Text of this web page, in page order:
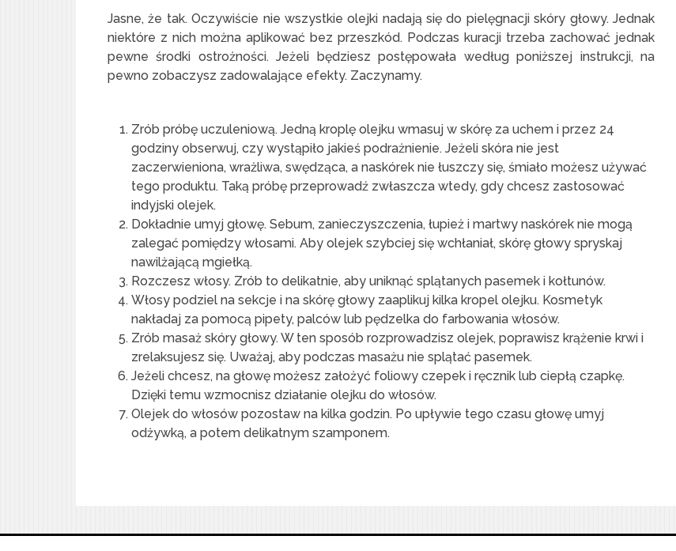
Jasne, że tak. Oczywiście nie wszystkie olejki nadają się do pielęgnacji skóry głowy. Jednak
niektóre z nich można aplikować bez przeszkód. Podczas kuracji trzeba zachować jednak
pewne środki ostrożności. Jeżeli będziesz postępowała według poniższej instrukcji, na
pewno zobaczysz zadowalające efekty. Zaczynamy.
Zrób próbę uczuleniową. Jedną kroplę olejku wmasuj w skórę za uchem i przez 24
godziny obserwuj, czy wystąpiło jakieś podrażnienie. Jeżeli skóra nie jest
zaczerwieniona, wrażliwa, swędząca, a naskórek nie łuszczy się, śmiało możesz używać
tego produktu. Taką próbę przeprowadź zwłaszcza wtedy, gdy chcesz zastosować
indyjski olejek.
Dokładnie umyj głowę. Sebum, zanieczyszczenia, łupież i martwy naskórek nie mogą
zalegać pomiędzy włosami. Aby olejek szybciej się wchłaniał, skórę głowy spryskaj
nawilżającą mgiełką.
Rozczesz włosy. Zrób to delikatnie, aby uniknąć splątanych pasemek i kołtunów.
Włosy podziel na sekcje i na skórę głowy zaaplikuj kilka kropel olejku. Kosmetyk
nakładaj za pomocą pipety, palców lub pędzelka do farbowania włosów.
Zrób masaż skóry głowy. W ten sposób rozprowadzisz olejek, poprawisz krążenie krwi i
zrelaksujesz się. Uważaj, aby podczas masażu nie splątać pasemek.
Jeżeli chcesz, na głowę możesz założyć foliowy czepek i ręcznik lub ciepłą czapkę.
Dzięki temu wzmocnisz działanie olejku do włosów.
Olejek do włosów pozostaw na kilka godzin. Po upływie tego czasu głowę umyj
odżywką, a potem delikatnym szamponem.